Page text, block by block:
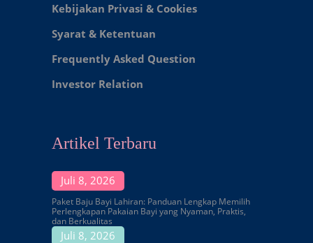
Kebijakan Privasi & Cookies
Syarat & Ketentuan
Frequently Asked Question
Investor Relation
Artikel Terbaru
Juli 8, 2026
Paket Baju Bayi Lahiran: Panduan Lengkap Memilih
Perlengkapan Pakaian Bayi yang Nyaman, Praktis,
dan Berkualitas
Juli 8, 2026